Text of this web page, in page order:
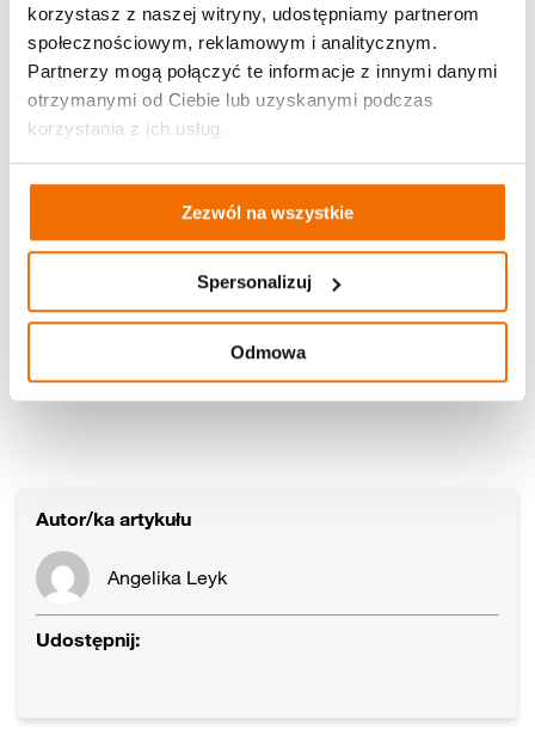
korzystasz z naszej witryny, udostępniamy partnerom
społecznościowym, reklamowym i analitycznym.
Partnerzy mogą połączyć te informacje z innymi danymi
otrzymanymi od Ciebie lub uzyskanymi podczas
korzystania z ich usług.
Zezwól na wszystkie
Spersonalizuj
Odmowa
Autor/ka artykułu
Angelika Leyk
Udostępnij: